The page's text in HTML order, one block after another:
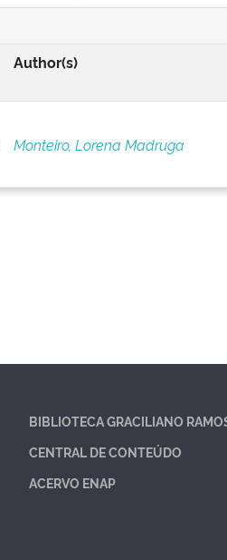
Author(s)
Monteiro, Lorena Madruga
BIBLIOTECA GRACILIANO
CENTRAL DE CONTEÚDO
ACERVO ENAP